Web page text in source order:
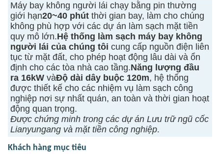
Máy bay không người lái chạy bằng pin thường
giới hạn20~40 phút thời gian bay, làm cho chúng
không phù hợp với các dự án làm sạch mặt tiền
quy mô lớn.Hệ thống làm sạch máy bay không
người lái của chúng tôi cung cấp nguồn điện liên
tục từ mặt đất, cho phép hoạt động lâu dài và ổn
định cho các tòa nhà cao tầng.Năng lượng đầu
ra 16kW vàĐộ dài dây buộc 120m, hệ thống
được thiết kế cho các nhiệm vụ làm sạch công
nghiệp nơi sự nhất quán, an toàn và thời gian hoạt
động quan trọng.
Được chứng minh trong các dự án Lưu trữ ngũ cốc
Lianyungang và mặt tiền công nghiệp.
Khách hàng mục tiêu